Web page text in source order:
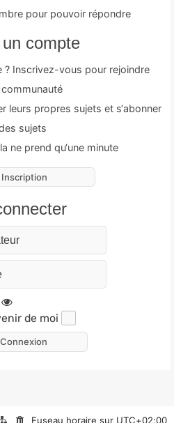
pour pouvoir répondre
compte
? Inscrivez-vous pour rejoindre
leurs propres sujets et s‘abonner
sujets
ne prend qu‘une minute
Inscription
de moi
Connexion
Fuseau horaire sur UTC+02:00